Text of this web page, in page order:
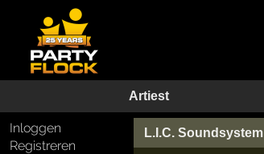
Artiest
Inloggen
Registreren
L.I.C. Soundsystem